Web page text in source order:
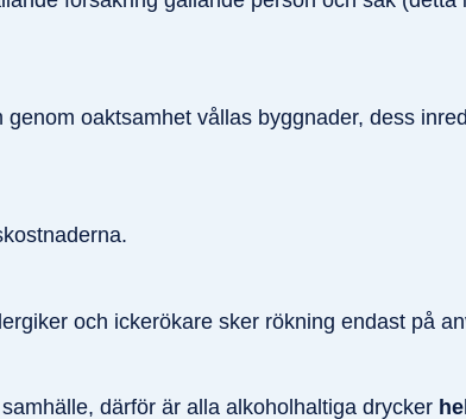
oaktsamhet vållas byggnader, dess
och ickerökare sker rökning endast på
därför är alla alkoholhaltiga drycker